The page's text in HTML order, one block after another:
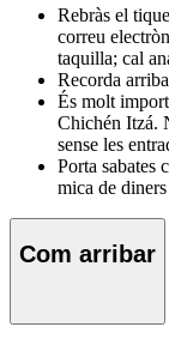
Rebràs el
correu
taquilla; cal
Recorda
És molt
Chichén Itzá.
sense les
Porta sabates
mica de
Com arribar